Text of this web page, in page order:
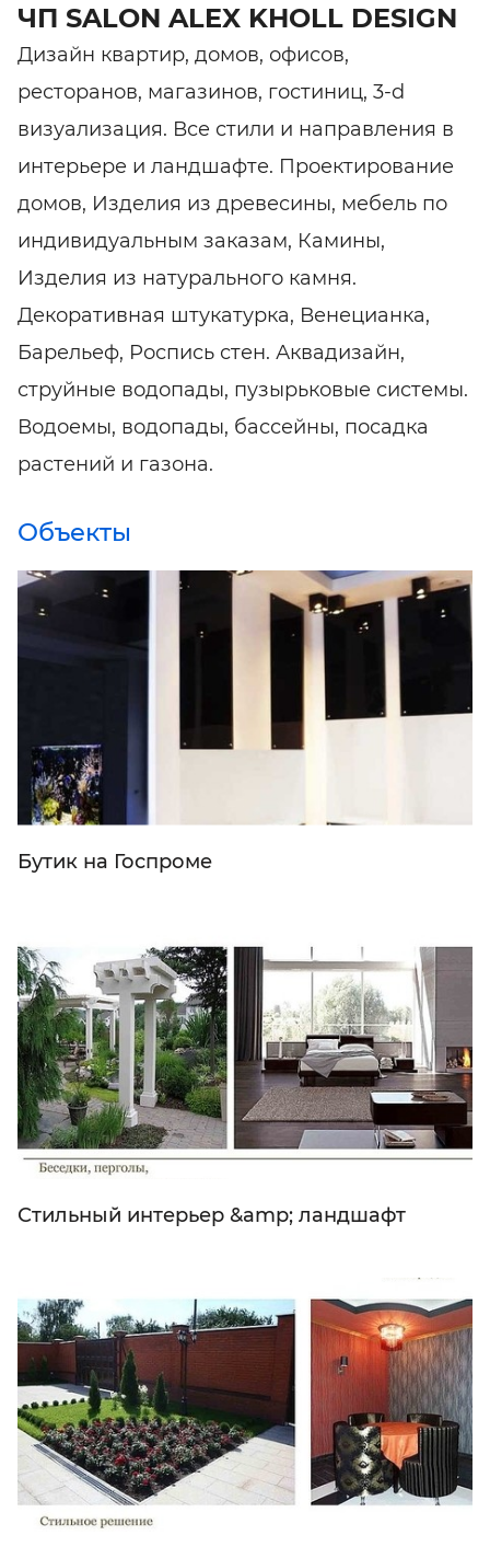
ЧП SALON ALEX KHOLL DESIGN
Дизайн квартир, домов, офисов,
ресторанов, магазинов, гостиниц, 3-d
визуализация. Все стили и направления в
интерьере и ландшафте. Проектирование
домов, Изделия из древесины, мебель по
индивидуальным заказам, Камины,
Изделия из натурального камня.
Декоративная штукатурка, Венецианка,
Барельеф, Роспись стен. Аквадизайн,
струйные водопады, пузырьковые системы.
Водоемы, водопады, бассейны, посадка
растений и газона.
Объекты
Бутик на Госпроме
Стильный интерьер &amp; ландшафт